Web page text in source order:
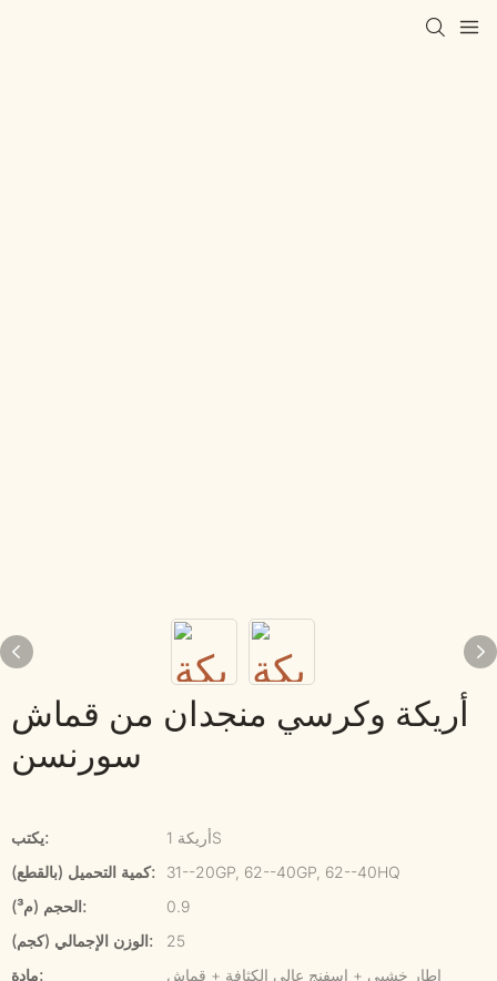
أريكة وكرسي منجدان من قماش
سورنسن
يكتب:
أريكة 1S
كمية التحميل (بالقطع):
31--20GP, 62--40GP, 62--40HQ
الحجم (م³):
0.9
الوزن الإجمالي (كجم):
25
مادة:
إطار خشبي + إسفنج عالي الكثافة + قماش